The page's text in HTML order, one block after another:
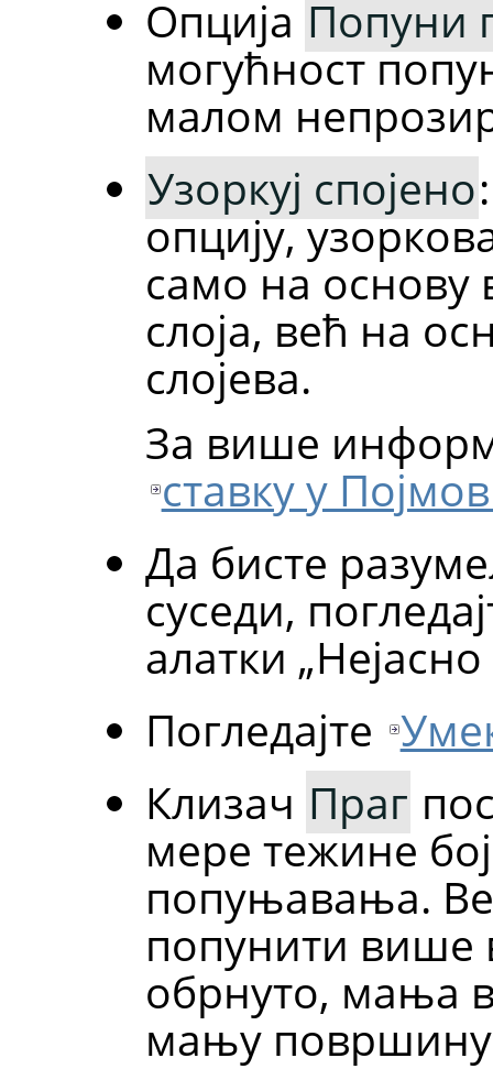
Опција Попуни
могућност
малом
Узоркуј спојено
опцију,
само на основу
слоја, већ на
слојева.
За више
ставку у
Да бисте
суседи,
алатки
Погледајте
Клизач Праг
мере тежине
попуњавања.
попунити више
обрнуто, мања
мању